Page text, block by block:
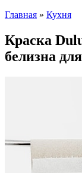
Главная » Кухня
Краска
белизна